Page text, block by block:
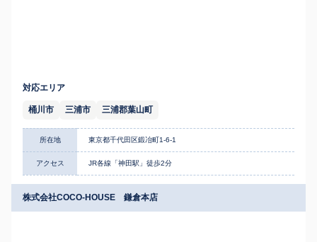
対応エリア
桶川市 三浦市 三浦郡葉山町
所在地 東京都千代田区鍛冶町1-6-1
アクセス JR各線「神田駅」徒歩2分
株式会社COCO-HOUSE 鎌倉本店